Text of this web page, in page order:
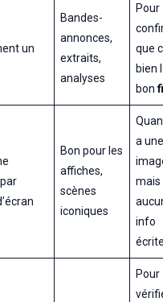
un
Bandes-
annonces,
extraits,
analyses
Pour
que
bien
bon
Bon pour les
affiches,
scènes
iconiques
a une
mais
info
Pour